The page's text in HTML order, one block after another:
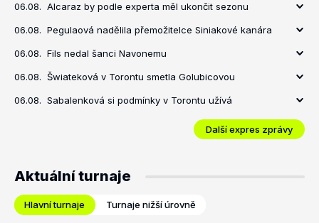
06.08. Alcaraz by podle experta měl ukončit sezonu
06.08. Pegulaová nadělila přemožitelce Siniakové kanára
06.08. Fils nedal šanci Navonemu
06.08. Šwiateková v Torontu smetla Golubicovou
06.08. Sabalenková si podmínky v Torontu užívá
Další expres zprávy
Aktuální turnaje
Hlavní turnaje Turnaje nižší úrovně